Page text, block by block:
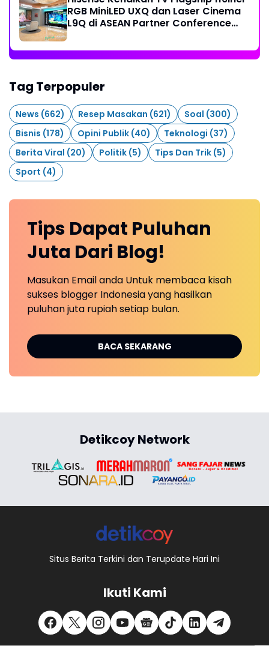
RGB MiniLED UXQ dan Laser Cinema
L9Q di ASEAN Partner Conference
Tag Terpopuler
News (662) Resep Masakan (621) Soal (300)
Bisnis (178) Opini Publik (40) Teknologi (37)
Berita Viral (20) Politik (5) Tips Dan Trik (5)
Sport (4)
Tips Dapat Puluhan
Juta Dari Blog!
Masukan Email anda Untuk membaca kisah
sukses blogger Indonesia yang hasilkan
puluhan juta rupiah setiap bulan.
BACA SEKARANG
Detikcoy Network
Situs Berita Terkini dan Terupdate Hari Ini
Ikuti Kami